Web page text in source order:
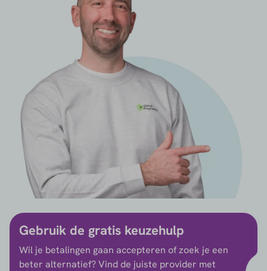
Gebruik de gratis keuzehulp
Wil je betalingen gaan accepteren of zoek je een
beter alternatief? Vind de juiste provider met